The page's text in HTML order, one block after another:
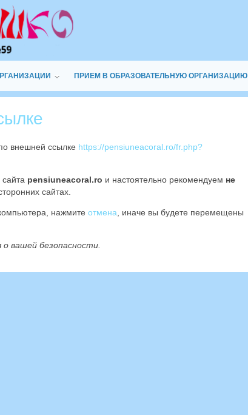
ПРИЕМ В ОБРАЗОВАТЕЛЬНУЮ ОРГАНИЗАЦИЮ
внешней ссылке https://pensiuneacoral.ro/fr.php?
pensiuneacoral.ro и настоятельно рекомендуем не
сайтах.
нажмите отмена , иначе вы будете перемещены
вашей безопасности.